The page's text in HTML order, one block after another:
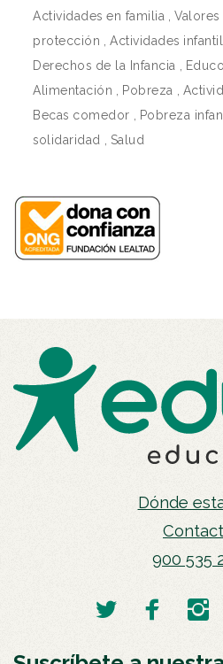
Actividades en familia
Valores
protección
Actividades
Derechos de la Infancia
Educo
Alimentación
Pobreza
Becas comedor
Pobreza
solidaridad
Salud
Dónde
900 535